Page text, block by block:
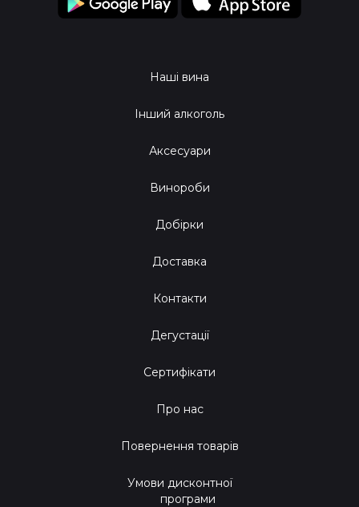
Наші вина
Інший алкоголь
Аксесуари
Винороби
Добірки
Доставка
Контакти
Дегустації
Сертифікати
Про нас
Повернення товарів
Умови дисконтної
програми